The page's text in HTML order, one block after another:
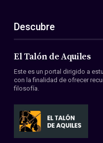
ES
EN
Acerca de nosotros
Miembros
Convenios
Descubre
El Talón de Aquiles
Este es un portal dirigido a
con la finalidad de ofrecer
filosofía.